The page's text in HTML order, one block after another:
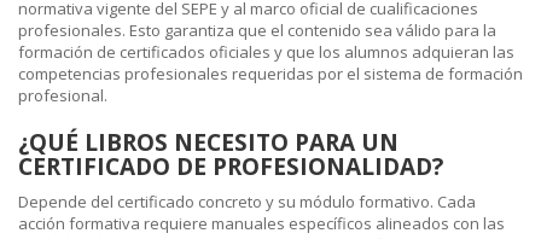
normativa vigente del SEPE y al marco oficial de cualificaciones
profesionales. Esto garantiza que el contenido sea válido para la
formación de certificados oficiales y que los alumnos adquieran las
competencias profesionales requeridas por el sistema de formación
profesional.
¿QUÉ LIBROS NECESITO PARA UN
CERTIFICADO DE PROFESIONALIDAD?
Depende del certificado concreto y su módulo formativo. Cada
acción formativa requiere manuales específicos alineados con las